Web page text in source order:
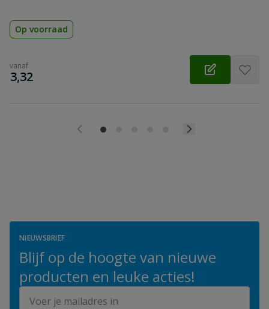
Op voorraad
vanaf
€
3,32
NIEUWSBRIEF
Blijf op de hoogte van nieuwe
producten en leuke acties!